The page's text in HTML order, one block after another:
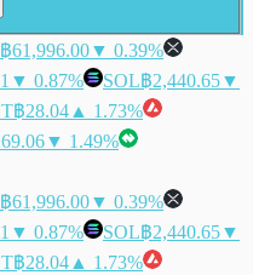
฿61,996.00▼ 0.39%
▼ 0.87% SOL฿2,440.65▼
฿28.04 ▲ 1.73%
▼ 1.49%
฿61,996.00▼ 0.39%
▼ 0.87% SOL฿2,440.65▼
฿28.04 ▲ 1.73%